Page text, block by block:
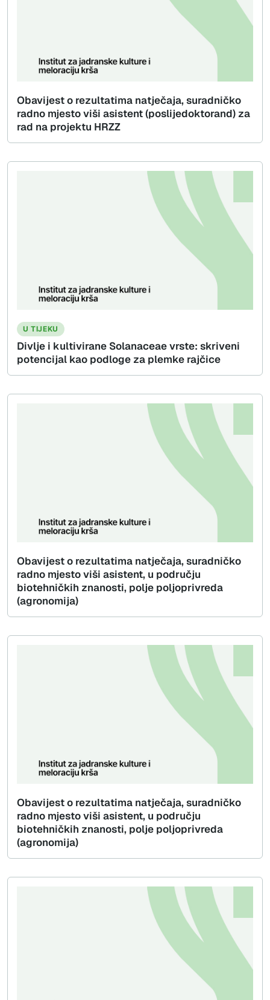
Obavijest o rezultatima natječaja, suradničko
radno mjesto viši asistent (poslijedoktorand) za
rad na projektu HRZZ
U TIJEKU
Divlje i kultivirane Solanaceae vrste: skriveni
potencijal kao podloge za plemke rajčice
Obavijest o rezultatima natječaja, suradničko
radno mjesto viši asistent, u području
biotehničkih znanosti, polje poljoprivreda
(agronomija)
Obavijest o rezultatima natječaja, suradničko
radno mjesto viši asistent, u području
biotehničkih znanosti, polje poljoprivreda
(agronomija)